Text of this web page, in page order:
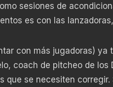
sesiones de
es con las
con más jugadoras) ya
coach de pitcheo de los
que se necesiten